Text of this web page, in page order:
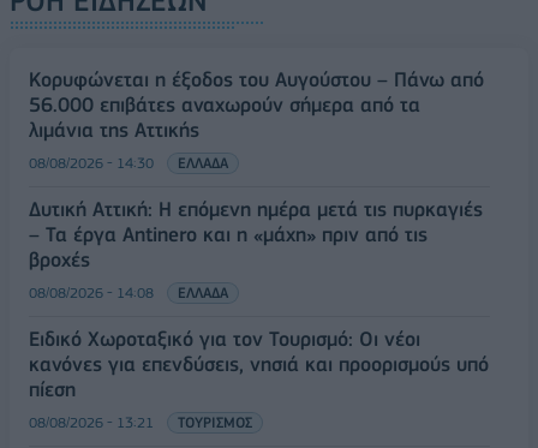
Κορυφώνεται η έξοδος του Αυγούστου – Πάνω από
56.000 επιβάτες αναχωρούν σήμερα από τα
λιμάνια της Αττικής
08/08/2026 - 14:30 ΕΛΛΑΔΑ
Δυτική Αττική: Η επόμενη ημέρα μετά τις πυρκαγιές
– Τα έργα Antinero και η «μάχη» πριν από τις
βροχές
08/08/2026 - 14:08 ΕΛΛΑΔΑ
Ειδικό Χωροταξικό για τον Τουρισμό: Οι νέοι
κανόνες για επενδύσεις, νησιά και προορισμούς υπό
πίεση
08/08/2026 - 13:21 ΤΟΥΡΙΣΜΟΣ